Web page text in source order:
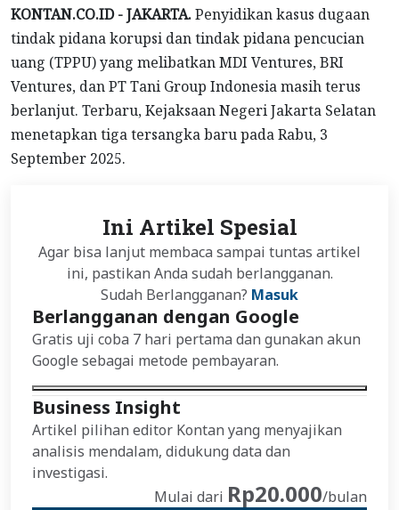
KONTAN.CO.ID - JAKARTA.Penyidikan kasus dugaan
tindak pidana korupsi dan tindak pidana pencucian
uang (TPPU) yang melibatkan MDI Ventures, BRI
Ventures, dan PT Tani Group Indonesia masih terus
berlanjut. Terbaru, Kejaksaan Negeri Jakarta Selatan
menetapkan tiga tersangka baru pada Rabu, 3
September 2025.
Ini Artikel Spesial
Agar bisa lanjut membaca sampai tuntas artikel
ini, pastikan Anda sudah berlangganan.
Sudah Berlangganan? Masuk
Berlangganan dengan Google
Gratis uji coba 7 hari pertama dan gunakan akun
Google sebagai metode pembayaran.
Business Insight
Artikel pilihan editor Kontan yang menyajikan
analisis mendalam, didukung data dan
investigasi.
Mulai dari Rp20.000/bulan